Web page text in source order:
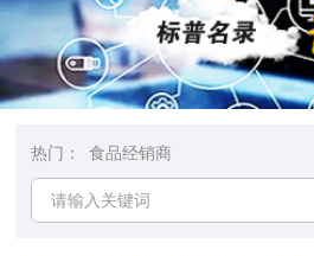
热门： 食品经销商